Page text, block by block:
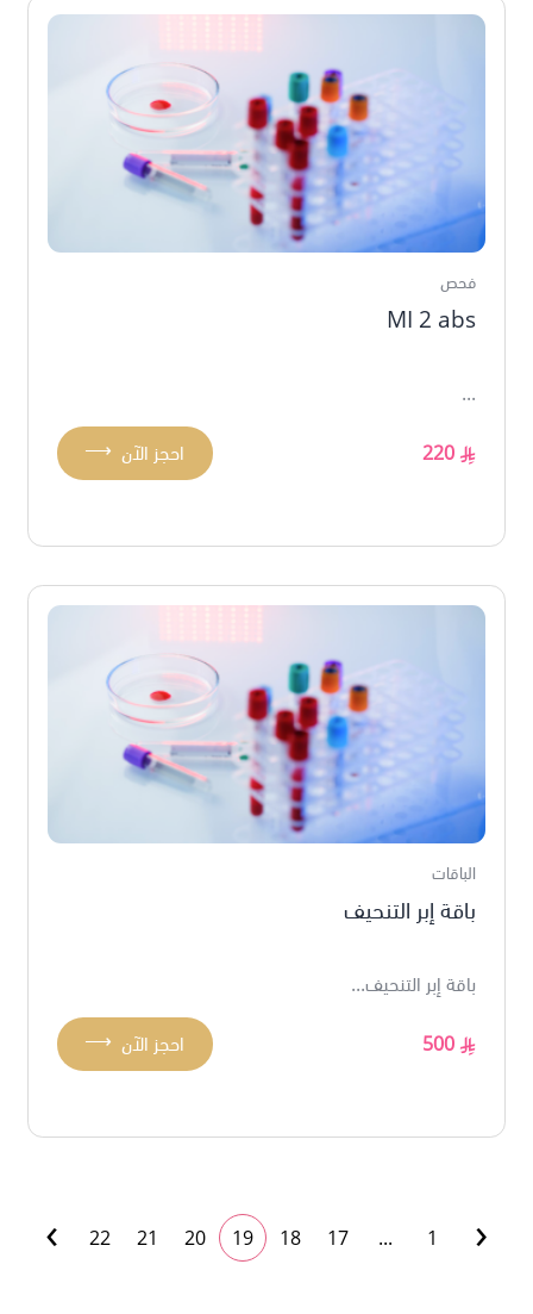
فحص
MI 2 abs
...
220
⟶ احجز الآن
الباقات
باقة إبر التنحيف
باقة إبر التنحيف...
500
⟶ احجز الآن
‹
1
...
17
18
19
20
21
22
›